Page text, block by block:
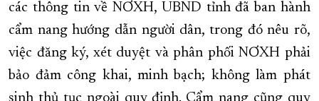
các thông tin về NƠXH, UBND tỉnh đã ban hành
cẩm nang hướng dẫn người dân, trong đó nêu rõ,
việc đăng ký, xét duyệt và phân phối NƠXH phải
bảo đảm công khai, minh bạch; không làm phát